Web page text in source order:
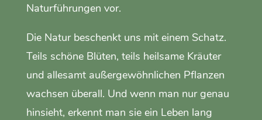
Naturführungen vor.
Die Natur beschenkt uns mit einem Schatz.
Teils schöne Blüten, teils heilsame Kräuter
und allesamt außergewöhnlichen Pflanzen
wachsen überall. Und wenn man nur genau
hinsieht, erkennt man sie ein Leben lang